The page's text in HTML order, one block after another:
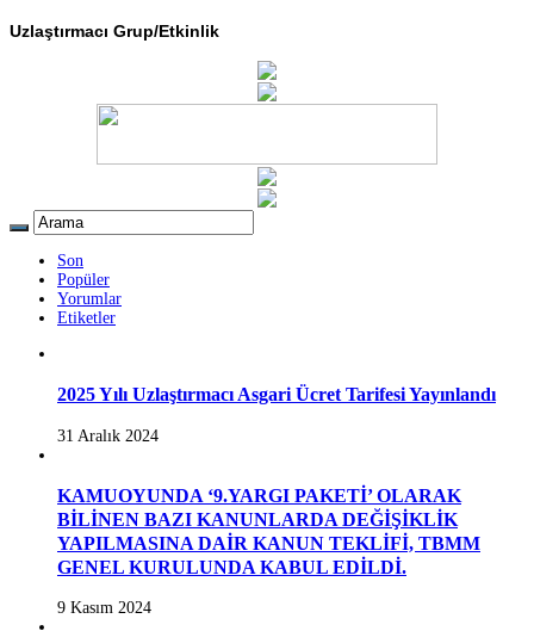
Uzlaştırmacı Grup/Etkinlik
Son
Popüler
Yorumlar
Etiketler
2025 Yılı Uzlaştırmacı Asgari Ücret Tarifesi Yayınlandı
31 Aralık 2024
KAMUOYUNDA ‘9.YARGI PAKETİ’ OLARAK
BİLİNEN BAZI KANUNLARDA DEĞİŞİKLİK
YAPILMASINA DAİR KANUN TEKLİFİ, TBMM
GENEL KURULUNDA KABUL EDİLDİ.
9 Kasım 2024